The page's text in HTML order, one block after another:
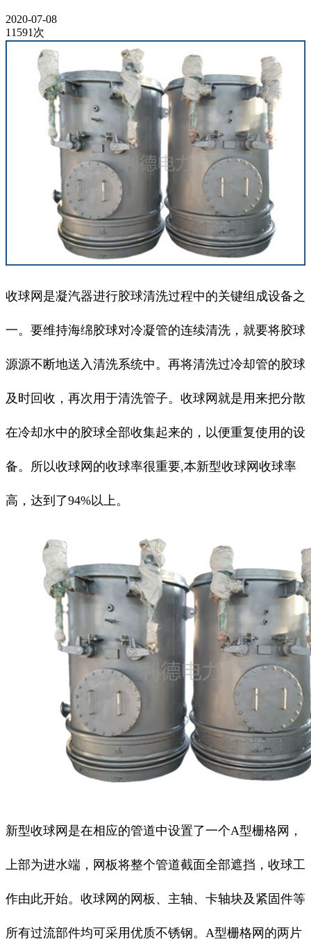
2020-07-08
11591次
收球网是凝汽器进行胶球清洗过程中的关键组成设备之
一。要维持海绵胶球对冷凝管的连续清洗，就要将胶球
源源不断地送入清洗系统中。再将清洗过冷却管的胶球
及时回收，再次用于清洗管子。收球网就是用来把分散
在冷却水中的胶球全部收集起来的，以便重复使用的设
备。所以收球网的收球率很重要,本新型收球网收球率
高，达到了94%以上。
新型收球网是在相应的管道中设置了一个A型栅格网，
上部为进水端，网板将整个管道截面全部遮挡，收球工
作由此开始。收球网的网板、主轴、卡轴块及紧固件等
所有过流部件均可采用优质不锈钢。A型栅格网的两片